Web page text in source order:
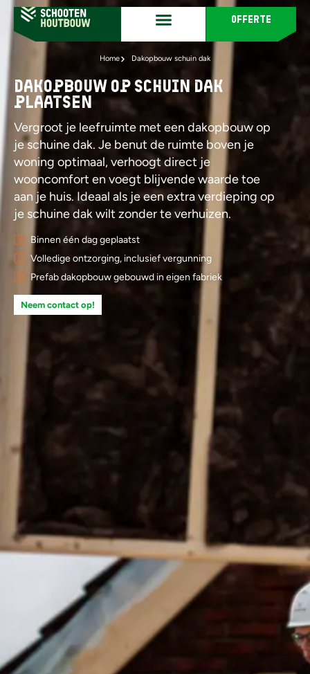
offerte
Home Dakopbouw schuin dak
Dakopbouw op schuin dak
plaatsen
Vergroot je leefruimte met een dakopbouw op
je schuine dak. Je benut de ruimte boven je
woning optimaal, verhoogt direct je
wooncomfort en voegt blijvende waarde toe
aan je huis. Ideaal als je een extra verdieping op
je schuine dak wilt zonder te verhuizen.
Binnen één dag geplaatst
Volledige ontzorging, inclusief vergunning
Prefab dakopbouw gebouwd in eigen fabriek
Neem contact op!